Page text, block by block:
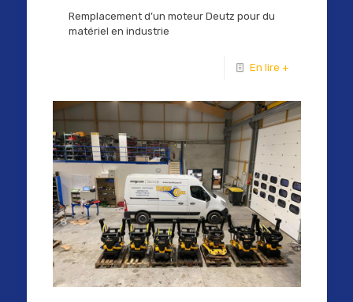
Remplacement d’un moteur Deutz pour du
matériel en industrie
En lire +